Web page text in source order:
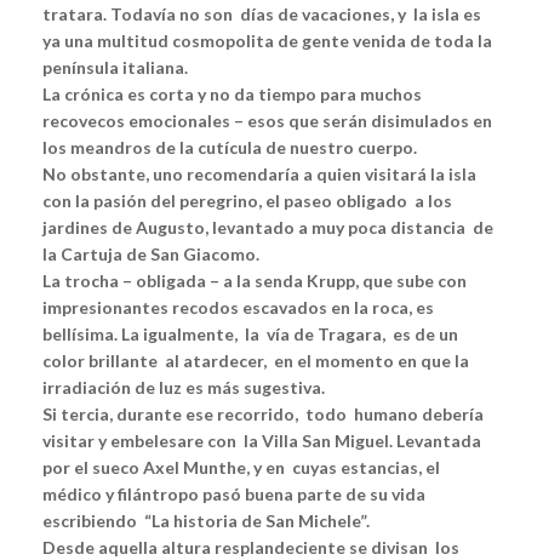
tratara. Todavía no son días de vacaciones, y la isla es
ya una multitud cosmopolita de gente venida de toda la
península italiana.
La crónica es corta y no da tiempo para muchos
recovecos emocionales – esos que serán disimulados en
los meandros de la cutícula de nuestro cuerpo.
No obstante, uno recomendaría a quien visitará la isla
con la pasión del peregrino, el paseo obligado a los
jardines de Augusto, levantado a muy poca distancia de
la Cartuja de San Giacomo.
La trocha – obligada – a la senda Krupp, que sube con
impresionantes recodos escavados en la roca, es
bellísima. La igualmente, la vía de Tragara, es de un
color brillante al atardecer, en el momento en que la
irradiación de luz es más sugestiva.
Si tercia, durante ese recorrido, todo humano debería
visitar y embelesare con la Villa San Miguel. Levantada
por el sueco Axel Munthe, y en cuyas estancias, el
médico y filántropo pasó buena parte de su vida
escribiendo “La historia de San Michele”.
Desde aquella altura resplandeciente se divisan los